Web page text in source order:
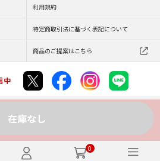
0
在庫なし
利用規約
特定商取引法に基づく表記について
商品のご提案はこちら
中